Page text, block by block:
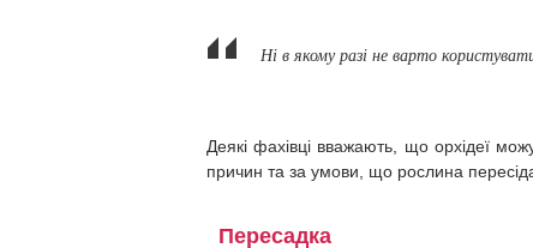
Ні в якому разі не варто
Деякі фахівці вважають, що орхідеї
причин та за умови, що рослина
Пересадка